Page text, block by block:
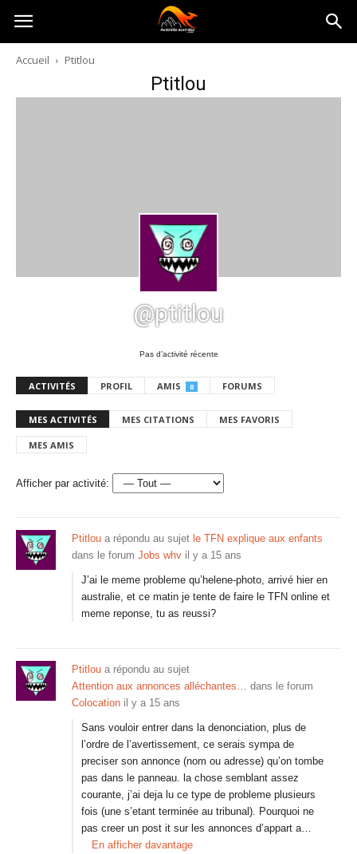
Australia-
australie.com
Accueil Ptitlou
Ptitlou
@ptitlou
Pas d’activité récente
ACTIVITÉS PROFIL AMIS 0 FORUMS
MES ACTIVITÉS MES CITATIONS MES FAVORIS
MES AMIS
Afficher par activité:
Ptitlou a répondu au sujet le TFN explique aux enfants
dans le forum Jobs whv il y a 15 ans
J’ai le meme probleme qu’helene-photo, arrivé hier en
australie, et ce matin je tente de faire le TFN online et
meme reponse, tu as reussi?
Ptitlou a répondu au sujet
Attention aux annonces alléchantes… dans le forum
Colocation il y a 15 ans
Sans vouloir entrer dans la denonciation, plus de
l’ordre de l’avertissement, ce serais sympa de
preciser son annonce (nom ou adresse) qu’on tombe
pas dans le panneau. la chose semblant assez
courante, j’ai deja lu ce type de probleme plusieurs
fois (une s’etant terminée au tribunal). Pourquoi ne
pas creer un post it sur les annonces d’appart a…
En afficher davantage